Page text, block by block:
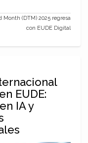
Month (DTM) 2025 regresa
con EUDE Digital
EUDE:
IA y